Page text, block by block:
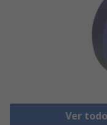
Ver